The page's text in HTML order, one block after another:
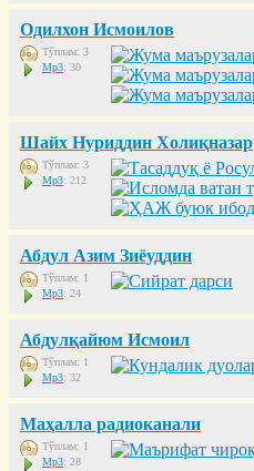
Одилхон Исмоилов
Тўплам: 3
Mp3: 30
Шайх Нуриддин Холиқназар
Тўплам: 3
Mp3: 212
Абдул Азим Зиёуддин
Тўплам: 1
Mp3: 24
Абдулқайюм Исмоил
Тўплам: 1
Mp3: 32
Маҳалла радиоканали
Тўплам: 1
Mp3: 28